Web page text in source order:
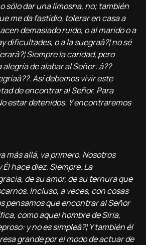
sólo dar una limosna, no; también
me da fastidio, tolerar en casa a
demasiado ruido, o al marido o a
dificultades, o a la suegraâ?¦ no sé
Siempre la caridad, pero
de alabar al Señor: â??
Así­ debemos vivir este
de encontrar al Señor. Para
estar detenidos. Y encontraremos
más allá, va primero. Nosotros
hace diez. Siempre. La
de su amor, de su ternura que
Incluso, a veces, con cosas
pensamos que encontrar al Señor
como aquel hombre de Siria,
y no es simpleâ?¦ Y también él
grande por el modo de actuar de